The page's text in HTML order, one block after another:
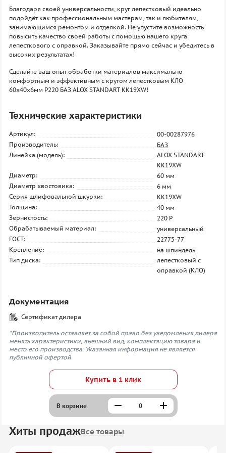
Благодаря своей универсальности, круг лепестковый идеально
подойдёт как профессиональным мастерам, так и любителям,
занимающимся ремонтом и отделкой. Не упустите возможность
повысить качество своей работы с помощью нашего круга
лепесткового с оправкой. Заказывайте прямо сейчас и убедитесь в
высоких результатах!
Сделайте ваш опыт обработки материалов максимально
комфортным и эффективным с кругом лепестковым КЛО
60х40х6мм P220 БАЗ ALOX STANDART KK19XW!
Технические характеристики
Артикул:
00-00287976
Производитель:
БАЗ
Линейка (модель):
ALOX STANDART
KK19XW
Диаметр:
60 мм
Диаметр хвостовика:
6 мм
Серия шлифовальной шкурки:
KK19XW
Толщина:
40 мм
Зернистость:
220 P
Обрабатываемый материал:
универсальный
ГОСТ:
22775-77
Крепление:
на шпиндель
Тип диска:
лепестковый с
оправкой (КЛО)
Документация
Сертификат дилера
*Производитель оставляет за собой право без уведомления дилера
менять характеристики, внешний вид, комплектацию товара и
место его производства. Указанная информация не является
публичной офертой
Купить в 1 клик
В корзине
Хиты продажВсе товары